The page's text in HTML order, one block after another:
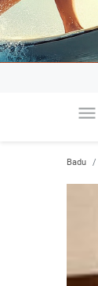
menu
Badu